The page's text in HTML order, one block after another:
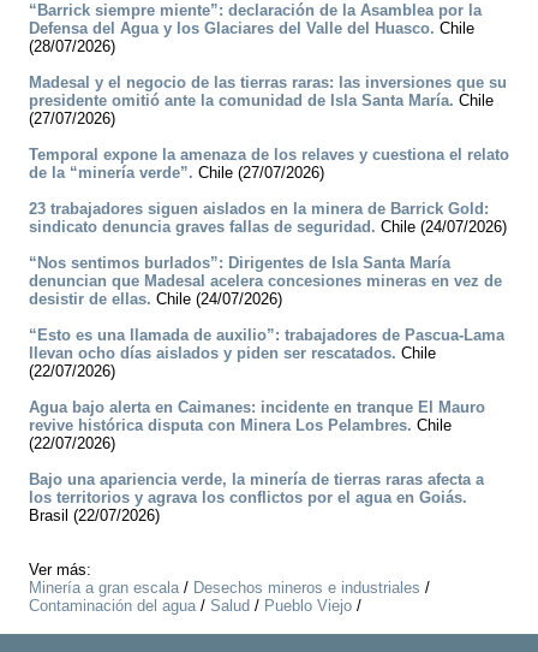
“Barrick siempre miente”: declaración de la Asamblea por la
Defensa del Agua y los Glaciares del Valle del Huasco. Chile
(28/07/2026)
Madesal y el negocio de las tierras raras: las inversiones que su
presidente omitió ante la comunidad de Isla Santa María. Chile
(27/07/2026)
Temporal expone la amenaza de los relaves y cuestiona el relato
de la “minería verde”. Chile (27/07/2026)
23 trabajadores siguen aislados en la minera de Barrick Gold:
sindicato denuncia graves fallas de seguridad. Chile (24/07/2026)
“Nos sentimos burlados”: Dirigentes de Isla Santa María
denuncian que Madesal acelera concesiones mineras en vez de
desistir de ellas. Chile (24/07/2026)
“Esto es una llamada de auxilio”: trabajadores de Pascua-Lama
llevan ocho días aislados y piden ser rescatados. Chile
(22/07/2026)
Agua bajo alerta en Caimanes: incidente en tranque El Mauro
revive histórica disputa con Minera Los Pelambres. Chile
(22/07/2026)
Bajo una apariencia verde, la minería de tierras raras afecta a
los territorios y agrava los conflictos por el agua en Goiás.
Brasil (22/07/2026)
Ver más:
Minería a gran escala/ Desechos mineros e industriales /
Contaminación del agua/ Salud / Pueblo Viejo /